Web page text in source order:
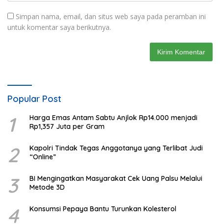
Simpan nama, email, dan situs web saya pada peramban ini
untuk komentar saya berikutnya.
Popular Post
1
Harga Emas Antam Sabtu Anjlok Rp14.000 menjadi
Rp1,357 Juta per Gram
2
Kapolri Tindak Tegas Anggotanya yang Terlibat Judi
“Online”
3
BI Mengingatkan Masyarakat Cek Uang Palsu Melalui
Metode 3D
4 Konsumsi Pepaya Bantu Turunkan Kolesterol